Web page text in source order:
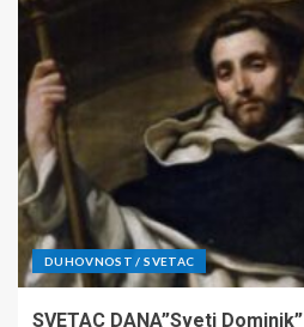
DUHOVNOST / SVETAC
SVETAC DANA”Sveti Dominik”